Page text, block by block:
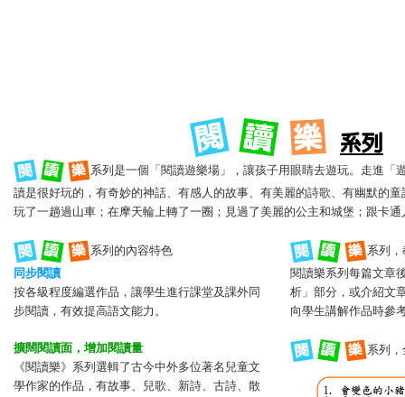
系列是一個「閱讀遊樂場」，讓孩子用眼睛去遊玩。走進「
讀是很好玩的，有奇妙的神話、有感人的故事、有美麗的詩歌、有幽默的
玩了一趟過山車；在摩天輪上轉了一圈；見過了美麗的公主和城堡；跟卡
系列的內容特色
系列
同步閱讀
按各級程度編選作品，讓學生進行課堂及課外同
步閱讀，有效提高語文能力。
閱讀樂系列每篇文章
析」部分，或介紹文
向學生講解作品時參
擴闊閱讀面，增加閱讀量
《閱讀樂》系列選輯了古今中外多位著名兒童文
學作家的作品，有故事、兒歌、新詩、古詩、散
系列